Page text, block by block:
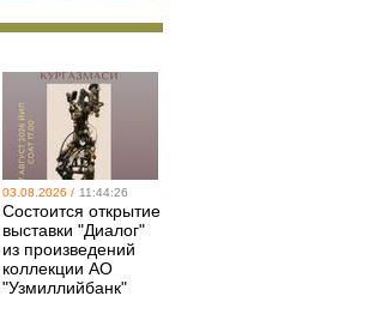
03.08.2026 / 11:44:26
Состоится открытие
выставки "Диалог"
из произведений
коллекции АО
"Узмиллийбанк"